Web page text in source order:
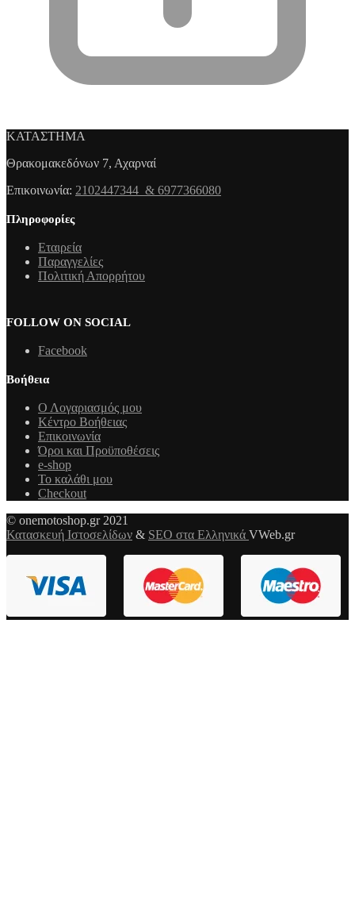
ΚΑΤΑΣΤΗΜΑ
Θρακομακεδόνων 7, Αχαρναί
Επικοινωνία: 2102447344 & 6977366080
Πληροφορίες
Εταιρεία
Παραγγελίες
Πολιτική Απορρήτου
FOLLOW ON SOCIAL
Facebook
Βοήθεια
Ο Λογαριασμός μου
Κέντρο Βοήθειας
Επικοινωνία
Όροι και Προϋποθέσεις
e-shop
Το καλάθι μου
Checkout
© onemotoshop.gr 2021
Κατασκευή Ιστοσελίδων & SEO στα Ελληνικά VWeb.gr